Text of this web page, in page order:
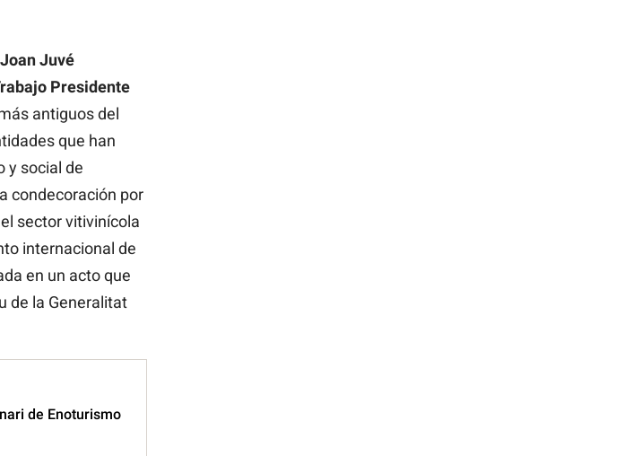
Joan Juvé
Presidente
antiguos del
que han
y social de
condecoración por
sector vitivinícola
internacional de
en un acto que
de la Generalitat
de Enoturismo